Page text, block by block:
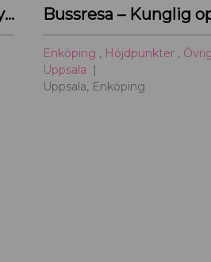
Orgelkonsertserie i Domkyrkan
Enköping , Höjdpunkter ,
Uppsala
Uppsala, Enköping